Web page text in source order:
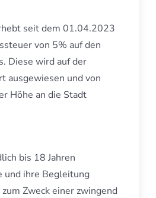
seit dem 01.04.2023
von 5% auf den
Diese wird auf der
ausgewiesen und von
Höhe an die Stadt
bis 18 Jahren
und ihre Begleitung
Zweck einer zwingend